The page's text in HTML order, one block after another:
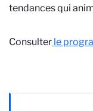
tendances qui
Consulter le